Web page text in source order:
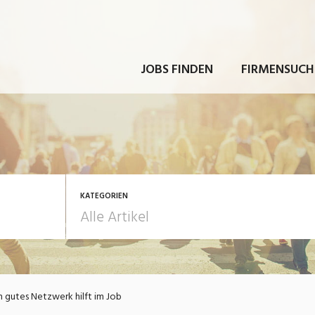
JOBS FINDEN
KATEGORIEN
Ausbildung /
gutes Netzwerk hilft im Job